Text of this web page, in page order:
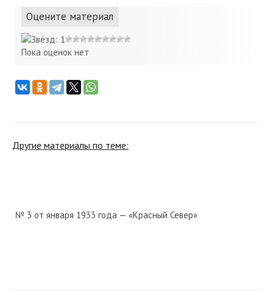
Оцените материал
Пока оценок нет
Другие материалы по теме:
№ 3 от января 1933 года — «Красный Север»